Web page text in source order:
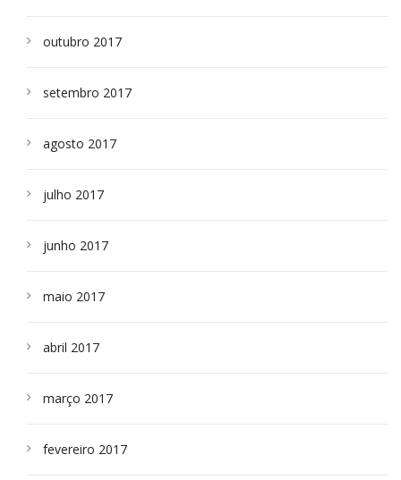
outubro 2017
setembro 2017
agosto 2017
julho 2017
junho 2017
maio 2017
abril 2017
março 2017
fevereiro 2017